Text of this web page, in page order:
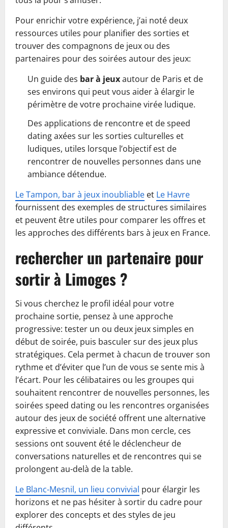
Pour enrichir votre expérience, j’ai noté deux
ressources utiles pour planifier des sorties et
trouver des compagnons de jeux ou des
partenaires pour des soirées autour des jeux:
Un guide des bar à jeuxautour de Paris et de
ses environs qui peut vous aider à élargir le
périmètre de votre prochaine virée ludique.
Des applications de rencontre et de speed
dating axées sur les sorties culturelles et
ludiques, utiles lorsque l’objectif est de
rencontrer de nouvelles personnes dans une
ambiance détendue.
Le Tampon, bar à jeux inoubliable et Le Havre
fournissent des exemples de structures similaires
et peuvent être utiles pour comparer les offres et
les approches des différents bars à jeux en France.
rechercher un partenaire pour
sortir à Limoges ?
Si vous cherchez le profil idéal pour votre
prochaine sortie, pensez à une approche
progressive: tester un ou deux jeux simples en
début de soirée, puis basculer sur des jeux plus
stratégiques. Cela permet à chacun de trouver son
rythme et d’éviter que l’un de vous se sente mis à
l’écart. Pour les célibataires ou les groupes qui
souhaitent rencontrer de nouvelles personnes, les
soirées speed dating ou les rencontres organisées
autour des jeux de société offrent une alternative
expressive et conviviale. Dans mon cercle, ces
sessions ont souvent été le déclencheur de
conversations naturelles et de rencontres qui se
prolongent au-delà de la table.
Le Blanc-Mesnil, un lieu convivial pour élargir les
horizons et ne pas hésiter à sortir du cadre pour
explorer des concepts et des styles de jeu